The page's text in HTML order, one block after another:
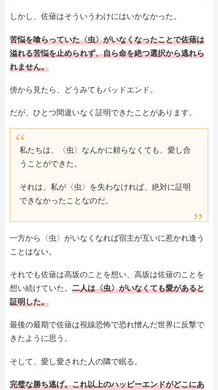
しかし、佐薙はそういうわけにはいかなかった。
苦悩を喰らっていた〈虫〉がいなくなったことで佐薙は
溢れる苦悩を止められず、自ら命を絶つ選択から逃れら
れません。
傍から見たら、どうみてもバッドエンド。
だが、ひとつ間違いなく証明できたことがあります。
私たちは、〈虫〉なんかに頼らなくても、愛し合
うことができた。
それは、私が〈虫〉を失わなければ、絶対に証明
できなかったことなのだ。
一方から〈虫〉がいなくなれば宿主が互いに惹かれ逢う
ことはない。
それでも佐薙は高坂のことを想い、高坂は佐薙のことを
想い続けていた。 二人は〈虫〉がいなくても愛があると
証明した。
最後の最期で佐薙は視線恐怖で恐れ憎んだ世界に反撃で
きたように思う。
そして、愛し愛された人の隣で眠る。
完璧な勝ち逃げ。これ以上のハッピーエンドがどこにあ